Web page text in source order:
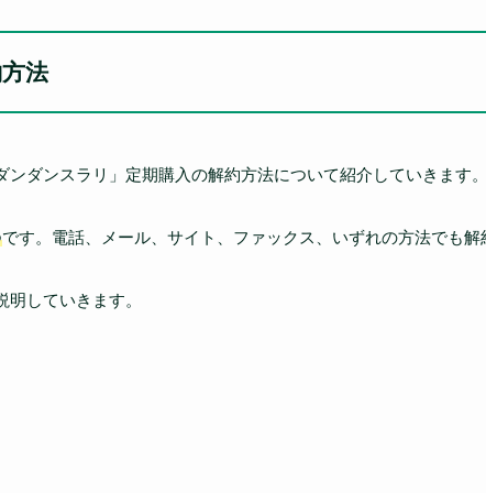
法
ダンスラリ」定期購入の解約方法について紹介していきます。
です。電話、メール、サイト、ファックス、いずれの方法でも解
していきます。